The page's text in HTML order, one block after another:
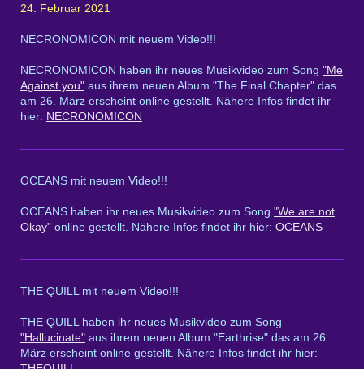
24. Februar 2021
NECRONOMICON mit neuem Video!!!
NECRONOMICON haben ihr neues Musikvideo zum Song "Me
Against you" aus ihrem neuen Album "The Final Chapter" das
am 26. März erscheint online gestellt. Nähere Infos findet ihr
hier: NECRONOMICON
OCEANS mit neuem Video!!!
OCEANS haben ihr neues Musikvideo zum Song "We are not
Okay" online gestellt. Nähere Infos findet ihr hier: OCEANS
THE QUILL mit neuem Video!!!
THE QUILL haben ihr neues Musikvideo zum Song
"Hallucinate" aus ihrem neuen Album "Earthrise" das am 26.
März erscheint online gestellt. Nähere Infos findet ihr hier: